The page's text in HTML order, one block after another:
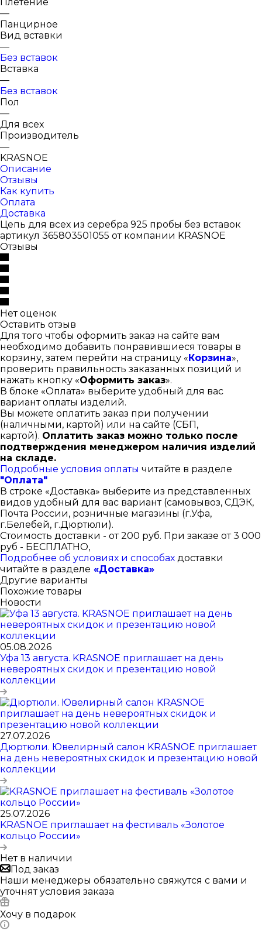
—
Панцирное
Вид вставки
—
Без вставок
Вставка
—
Без вставок
Пол
—
Для всех
Производитель
—
KRASNOE
Описание
Отзывы
Как купить
Оплата
Доставка
Цепь для всех из серебра 925 пробы без вставок
артикул 365803501055 от компании KRASNOE
Отзывы
Нет оценок
Оставить отзыв
Для того чтобы оформить заказ на сайте вам
необходимо добавить понравившиеся товары в
корзину, затем перейти на страницу «Корзина»,
проверить правильность заказанных позиций и
нажать кнопку «Оформить заказ».
В блоке «Оплата» выберите удобный для вас
вариант оплаты изделий.
Вы можете оплатить заказ при получении
(наличными, картой) или на сайте (СБП,
картой). Оплатить заказ можно только после
подтверждения менеджером наличия изделий
на складе.
Подробные условия оплаты читайте в разделе
"Оплата"
В строке «Доставка» выберите из представленных
видов удобный для вас вариант (самовывоз, СДЭК,
Почта России, розничные магазины (г.Уфа,
г.Белебей, г.Дюртюли).
Стоимость доставки - от 200 руб. При заказе от 3 000
руб - БЕСПЛАТНО,
Подробнее об условиях и способах доставки
читайте в разделе «Доставка»
Другие варианты
Похожие товары
Новости
05.08.2026
Уфа 13 августа. KRASNOE приглашает на день
невероятных скидок и презентацию новой
коллекции
27.07.2026
Дюртюли. Ювелирный салон KRASNOE приглашает
на день невероятных скидок и презентацию новой
коллекции
25.07.2026
KRASNOE приглашает на фестиваль «Золотое
кольцо России»
Нет в наличии
Под заказ
Наши менеджеры обязательно свяжутся с вами и
уточнят условия заказа
Хочу в подарок